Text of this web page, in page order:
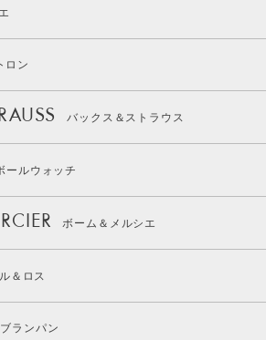
ロン
バックス＆ストラウス
ールウォッチ
ボーム＆メルシエ
＆ロス
ブランパン